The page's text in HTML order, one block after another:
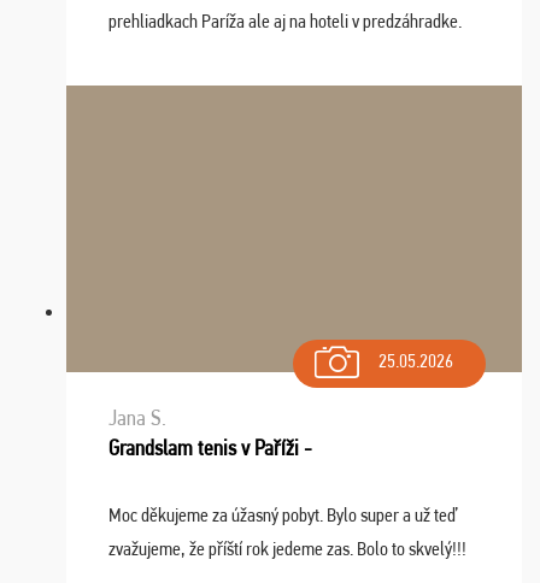
prehliadkach Paríža ale aj na hoteli v predzáhradke.
spomínať a zväžujeme repete budúci rok : ...
25.05.2026
Jana S.
Grandslam tenis v Paříži -
Moc děkujeme za úžasný pobyt. Bylo super a už teď
zvažujeme, že příští rok jedeme zas. Bolo to skvelý!!!